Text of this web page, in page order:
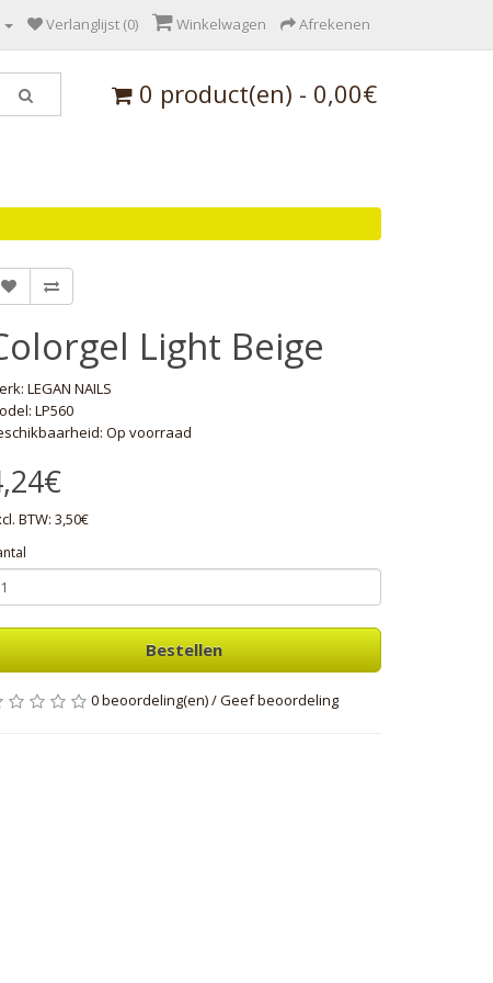
Verlanglijst (0) Winkelwagen Afrekenen
0 product(en) - 0,00€
Light Beige
LEGAN NAILS
LP560
Op voorraad
BTW: 3,50€
Bestellen
0 beoordeling(en)/Geef beoordeling